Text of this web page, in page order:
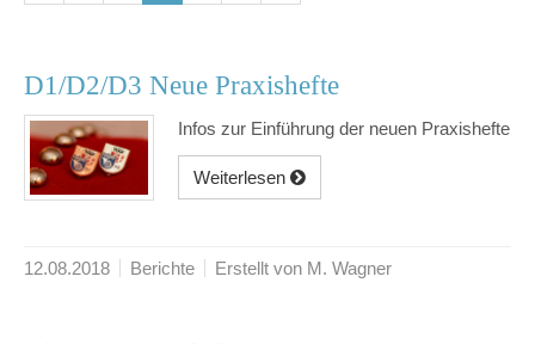
D1/D2/D3 Neue Praxishefte
Infos zur Einführung der neuen Praxishefte
Weiterlesen
12.08.2018 Berichte Erstellt von M. Wagner